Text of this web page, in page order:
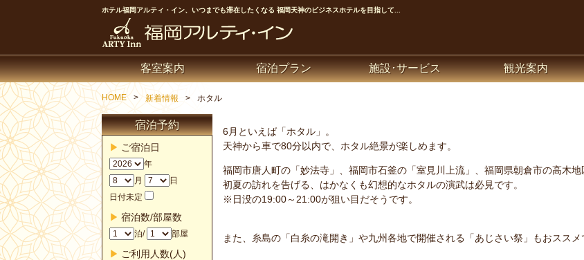
ホテル福岡アルティ・イン、いつまでも滞在したくなる 福岡天神のビジネスホテルを目指して...
客室案内 宿泊プラン 施設･サービス 観光案内
HOME 新着情報 ホタル
宿泊予約
ご宿泊日
年
月
日
日付未定
宿泊数/部屋数
泊/ 部屋
ご利用人数(人)
6月といえば「ホタル」。
天神から車で80分以内で、ホタル絶景が楽しめます。
福岡市唐人町の「妙法寺」、福岡市石釜の「室見川上流」、福岡県朝倉市の高木地
初夏の訪れを告げる、はかなくも幻想的なホタルの演武は必見です。
※日没の19:00～21:00が狙い目だそうです。
また、糸島の「白糸の滝開き」や九州各地で開催される「あじさい祭」もおススメ